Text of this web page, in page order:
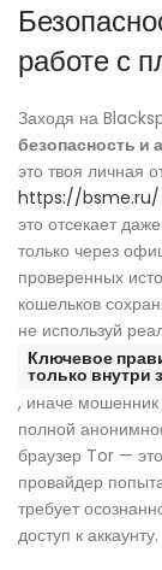
работе с
Заходя на
безопасность и
это твоя личная
https://bsme.ru/
это отсекает
только через
проверенных
кошельков
не используй
Ключевое
только внутри
, иначе мошенник
полной
браузер Tor —
провайдер
требует
доступ к аккаунту.